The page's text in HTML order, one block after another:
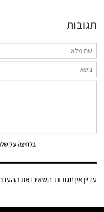
תגובות
בלחיצה על
עדיין אין תגובות. השאירו את